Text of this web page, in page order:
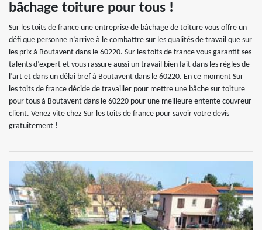
bâchage toiture pour tous !
Sur les toits de france une entreprise de bâchage de toiture vous offre un
défi que personne n’arrive à le combattre sur les qualités de travail que sur
les prix à Boutavent dans le 60220. Sur les toits de france vous garantit ses
talents d’expert et vous rassure aussi un travail bien fait dans les règles de
l’art et dans un délai bref à Boutavent dans le 60220. En ce moment Sur
les toits de france décide de travailler pour mettre une bâche sur toiture
pour tous à Boutavent dans le 60220 pour une meilleure entente couvreur
client. Venez vite chez Sur les toits de france pour savoir votre devis
gratuitement !